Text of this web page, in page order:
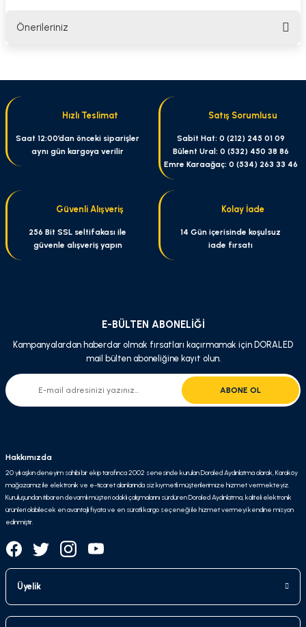
Önerileriniz
Görüş ve önerileriniz için teşekkür ederiz.
Ürün resmi kalitesiz, bozuk veya görüntülenemiyor.
Ürün açıklamasında eksik bilgiler bulunuyor.
Ürün fiyatı diğer sitelerden daha pahalı.
Bu ürüne benzer farklı alternatifler olmalı.
Hızlı Teslimat
Saat 12:00’dan önceki siparişler
aynı gün kargoya verilir
Satış Sorumlusu
Sabit Hat: 0 (212) 245 01 09
Bülent Ural: 0 (532) 450 38 86
Emre Karaağaç: 0 (534) 263 33 46
Güvenli Alışveriş
256 Bit SSL seltifakası ile
güvenle alışveriş yapın
Kolay İade
14 Gün içerisinde koşulsuz
iade fırsatı
E-BÜLTEN ABONELİĞİ
Kampanyalardan haberdar olmak fırsatları kaçırmamak için DORALED
mail bülten aboneliğine kayıt olun.
ABONE OL
Hakkımızda
20 yılı aşkın deneyim sahibi bir ekip tarafınca 2002 senesinde kurulan Doraled Aydınlatma olarak, Karaköy
mağazamız ile elektronik ve e-ticaret alanlarında siz kıymetli müşterilerimize hizmet vermekteyiz.
Kuruluşundan itibaren devamlı müşteri odaklı çalışmalarını sürdüren Doraled Aydınlatma, kaliteli elektronik
ürünleri olabilecek en avantajlı fiyata ve en süratli kargo seçeneği ile hizmet vermeyi kendine misyon
edinmiştir.
Üyelik